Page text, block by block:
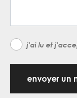
j'ai lu et
envoyer un